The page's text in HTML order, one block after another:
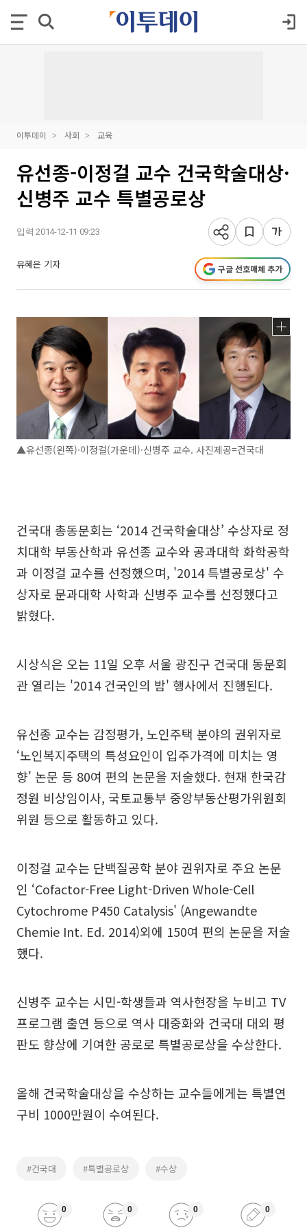
이투데이 사회 교육
유선종-이정걸 교수 건국학술대상·
신병주 교수 특별공로상
입력 2014-12-11 09:23
유혜은 기자 구글 선호매체 추가
▲유선종(왼쪽)·이정걸(가운데)·신병주 교수. 사진제공=건국대
건국대 총동문회는 ‘2014 건국학술대상’ 수상자로 정
치대학 부동산학과 유선종 교수와 공과대학 화학공학
과 이정걸 교수를 선정했으며, '2014 특별공로상' 수
상자로 문과대학 사학과 신병주 교수를 선정했다고
밝혔다.
시상식은 오는 11일 오후 서울 광진구 건국대 동문회
관 열리는 '2014 건국인의 밤' 행사에서 진행된다.
유선종 교수는 감정평가, 노인주택 분야의 권위자로
‘노인복지주택의 특성요인이 입주가격에 미치는 영
향' 논문 등 80여 편의 논문을 저술했다. 현재 한국감
정원 비상임이사, 국토교통부 중앙부동산평가위원회
위원 등으로 활동하고 있다.
이정걸 교수는 단백질공학 분야 권위자로 주요 논문
인 ‘Cofactor-Free Light-Driven Whole-Cell
Cytochrome P450 Catalysis' (Angewandte
Chemie Int. Ed. 2014)외에 150여 편의 논문을 저술
했다.
신병주 교수는 시민-학생들과 역사현장을 누비고 TV
프로그램 출연 등으로 역사 대중화와 건국대 대외 평
판도 향상에 기여한 공로로 특별공로상을 수상한다.
올해 건국학술대상을 수상하는 교수들에게는 특별연
구비 1000만원이 수여된다.
#건국대 #특별공로상 #수상
0 0 0 0